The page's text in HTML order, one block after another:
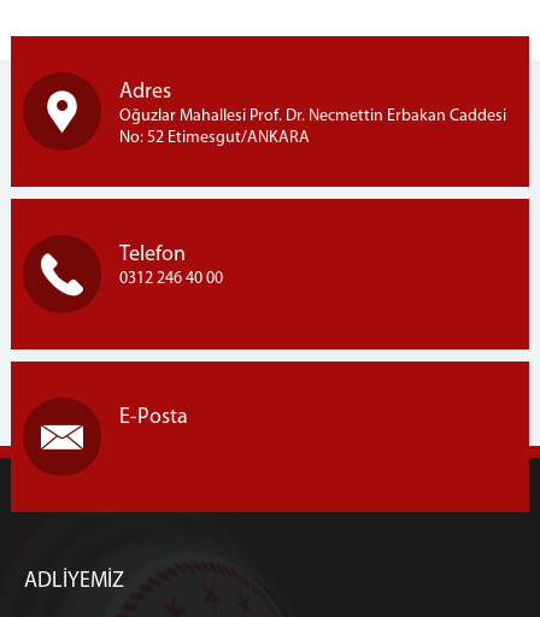
Beypazarı Adliyesi
Kızılcahamam Adliyesi
Nallıhan Adliyesi
İLÇELER
Etimesgut İlçesi
Sincan İlçesi
Kurumsal Kimlik
İletişim ve Ulaşım
Adres
Oğuzlar Mahallesi Prof. Dr. Necmettin Erbakan Caddesi
No: 52 Etimesgut/ANKARA
Telefon
0312 246 40 00
E-Posta
ADLİYEMİZ